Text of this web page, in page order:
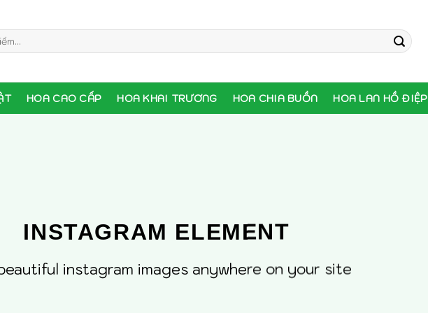
HOA CAO CẤP HOA KHAI TRƯƠNG HOA CHIA BUỒN HOA LAN HỒ ĐIỆP
INSTAGRAM ELEMENT
instagram images anywhere on your site